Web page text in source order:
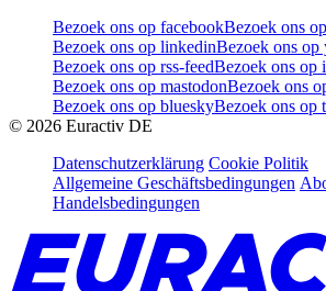
Bezoek ons op facebookBezoek ons
Bezoek ons op linkedinBezoek ons op
Bezoek ons op rss-feedBezoek ons op
Bezoek ons op mastodonBezoek ons
Bezoek ons op blueskyBezoek ons op
© 2026 Euractiv DE
Datenschutzerklärung Cookie Politik
Allgemeine Geschäftsbedingungen
Handelsbedingungen